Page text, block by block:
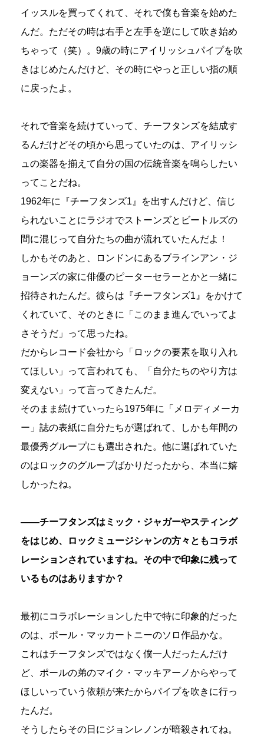
イッスルを買ってくれて、それで僕も音楽を始めた
んだ。ただその時は右手と左手を逆にして吹き始め
ちゃって（笑）。9歳の時にアイリッシュパイプを吹
きはじめたんだけど、その時にやっと正しい指の順
に戻ったよ。
それで音楽を続けていって、チーフタンズを結成す
るんだけどその頃から思っていたのは、アイリッシ
ュの楽器を揃えて自分の国の伝統音楽を鳴らしたい
ってことだね。
1962年に『チーフタンズ1』を出すんだけど、信じ
られないことにラジオでストーンズとビートルズの
間に混じって自分たちの曲が流れていたんだよ！
しかもそのあと、ロンドンにあるブラインアン・ジ
ョーンズの家に俳優のピーターセラーとかと一緒に
招待されたんだ。彼らは『チーフタンズ1』をかけて
くれていて、そのときに「このまま進んでいってよ
さそうだ」って思ったね。
だからレコード会社から「ロックの要素を取り入れ
てほしい」って言われても、「自分たちのやり方は
変えない」って言ってきたんだ。
そのまま続けていったら1975年に「メロディメーカ
ー」誌の表紙に自分たちが選ばれて、しかも年間の
最優秀グループにも選出された。他に選ばれていた
のはロックのグループばかりだったから、本当に嬉
しかったね。
――チーフタンズはミック・ジャガーやスティング
をはじめ、ロックミュージシャンの方々ともコラボ
レーションされていますね。その中で印象に残って
いるものはありますか？
最初にコラボレーションした中で特に印象的だった
のは、ポール・マッカートニーのソロ作品かな。
これはチーフタンズではなく僕一人だったんだけ
ど、ポールの弟のマイク・マッキアーノからやって
ほしいっていう依頼が来たからパイプを吹きに行っ
たんだ。
そうしたらその日にジョンレノンが暗殺されてね。